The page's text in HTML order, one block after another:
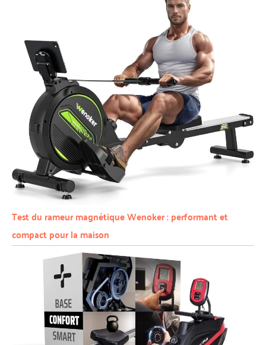
Test du rameur magnétique Wenoker : performant et
compact pour la maison